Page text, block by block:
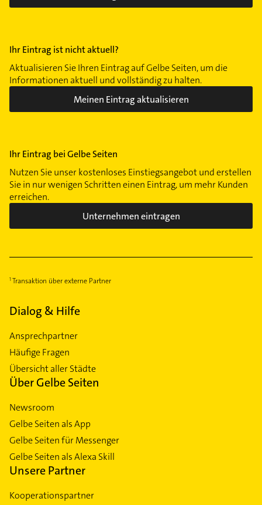
Ihr Eintrag ist nicht aktuell?
Aktualisieren Sie Ihren Eintrag auf Gelbe Seiten, um die
Informationen aktuell und vollständig zu halten.
Meinen Eintrag aktualisieren
Ihr Eintrag bei Gelbe Seiten
Nutzen Sie unser kostenloses Einstiegsangebot und erstellen
Sie in nur wenigen Schritten einen Eintrag, um mehr Kunden
erreichen.
Unternehmen eintragen
Transaktion über externe Partner
Dialog & Hilfe
Ansprechpartner
Häufige Fragen
Übersicht aller Städte
Über Gelbe Seiten
Newsroom
Gelbe Seiten als App
Gelbe Seiten für Messenger
Gelbe Seiten als Alexa Skill
Unsere Partner
Kooperationspartner